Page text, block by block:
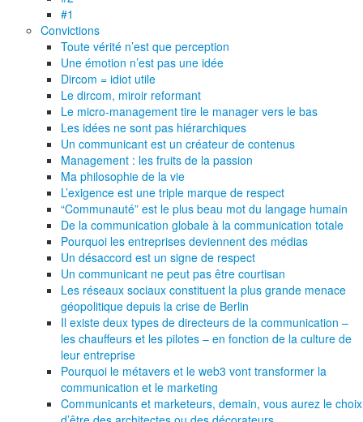
#1
Convictions
Toute vérité n’est que perception
Une émotion n’est pas une idée
Dircom = idiot utile
Le dircom, miroir reformant
Le micro-management tire le manager vers le bas
Les idées ne sont pas hiérarchiques
Un communicant est un créateur de contenus
Management : les fruits de la passion
Ma philosophie de la vie
L’exigence est une triple marque de respect
“Communauté” est le plus beau mot du langage humain
De la communication globale à la communication totale
Pourquoi les entreprises deviennent des médias
Un désaccord est un signe de respect
Un communicant ne peut pas être courtisan
Les réseaux sociaux constituent la plus grande menace
géopolitique depuis la crise de Berlin
Il existe deux types de directeurs de la communication –
les chauffeurs et les pilotes – en fonction de la culture de
leur entreprise
Pourquoi le métavers et le web3 vont transformer la
communication et le marketing
Communicants et marketeurs, demain, vous aurez le choix